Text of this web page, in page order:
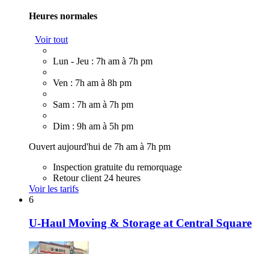
Heures normales
Voir tout
Lun - Jeu : 7h am à 7h pm
Ven : 7h am à 8h pm
Sam : 7h am à 7h pm
Dim : 9h am à 5h pm
Ouvert aujourd'hui de 7h am à 7h pm
Inspection gratuite du remorquage
Retour client 24 heures
Voir les tarifs
6
U-Haul Moving & Storage at Central Square